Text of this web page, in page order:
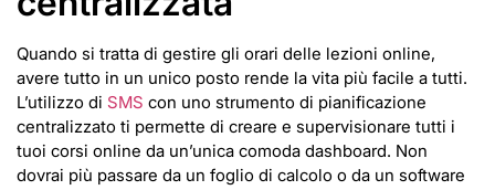
Quando si tratta di gestire gli orari delle lezioni online,
avere tutto in un unico posto rende la vita più facile a tutti.
L’utilizzo di SMS con uno strumento di pianificazione
centralizzato ti permette di creare e supervisionare tutti i
tuoi corsi online da un’unica comoda dashboard. Non
dovrai più passare da un foglio di calcolo o da un software